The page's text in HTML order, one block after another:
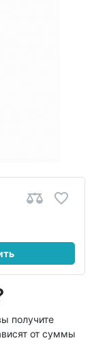
получите
от суммы